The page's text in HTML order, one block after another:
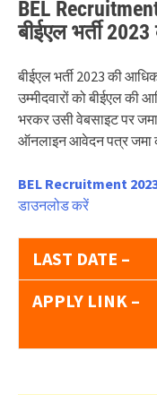
BEL
बीईएल भर्ती
बीईएल भर्ती 2023 की
उम्मीदवारों को बीईएल
भरकर उसी वेबसाइट पर
ऑनलाइन आवेदन पत्र जमा
BEL Recruitment
डाउनलोड करें
LAST DATE –
APPLY LINK –